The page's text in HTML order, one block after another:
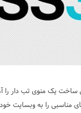
یک منوی تب دار را
های مناسبی را به